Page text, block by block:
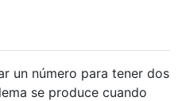
un número para tener dos
se produce cuando